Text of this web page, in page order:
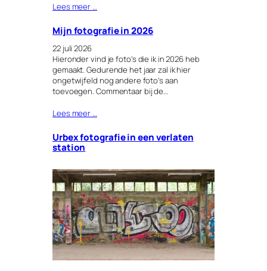
Lees meer …
Mijn fotografie in 2026
22 juli 2026
Hieronder vind je foto’s die ik in 2026 heb
gemaakt. Gedurende het jaar zal ik hier
ongetwijfeld nog andere foto’s aan
toevoegen. Commentaar bij de…
Lees meer …
Urbex fotografie in een verlaten
station